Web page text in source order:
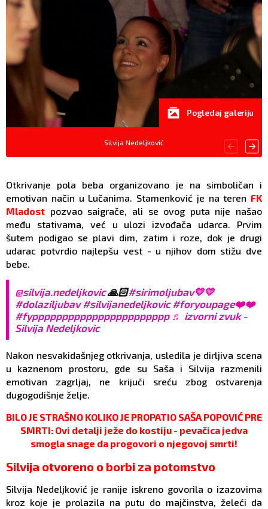
Silvija Nedeljković
Pogledaj galeriju
Otkrivanje pola beba organizovano je na simboličan i
emotivan način u Lučanima. Stamenković je na teren FK
Mladost pozvao saigrače, ali se ovog puta nije našao
među stativama, već u ulozi izvođača udarca. Prvim
šutem podigao se plavi dim, zatim i roze, dok je drugi
udarac potvrdio najlepšu vest - u njihov dom stižu dve
bebe.
@silvija.nedeljkovic🙏🏻#sirimoljubav💛💛
#dolaziljubav #silvijanedeljkovic #foryoupage❤️❤️
#fyppppppppppppppppppppppp ♬ izvorni zvuk -
Silvija Nedeljkovic
Nakon nesvakidašnjeg otkrivanja, usledila je dirljiva scena
u kaznenom prostoru, gde su Saša i Silvija razmenili
emotivan zagrljaj, ne krijući sreću zbog ostvarenja
dugogodišnje želje.
BILO JE STRAŠNO KOLIKO JE PROPATIO SAŠA POPOVIĆ PRE
SMRTI: Ovi detalji ježe do kostiju - pevačica jedva
smogla snage da progovori o njegovoj smrti!
Silvija otvoreno o borbi za potomstvo
Silvija Nedeljković je ranije iskreno govorila o izazovima
kroz koje je prolazila na putu do majčinstva, želeći da